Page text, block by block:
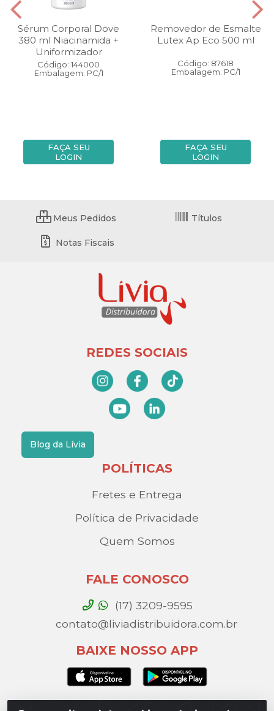
Sérum Corporal Dove
380 ml Niacinamida +
Uniformizador
Código: 144000
Embalagem: PC/1
FAÇA SEU
LOGIN
Removedor de Esmalte
Lutex Ap Eco 500 ml
Código: 87618
Embalagem: PC/1
FAÇA SEU
LOGIN
Meus Pedidos Títulos
Notas Fiscais
REDES SOCIAIS
Blog da Lívia
POLÍTICAS
Fretes e Entrega
Política de Privacidade
Quem Somos
FALE CONOSCO
(17) 3209-9595
contato@liviadistribuidora.com.br
BAIXE NOSSO APP